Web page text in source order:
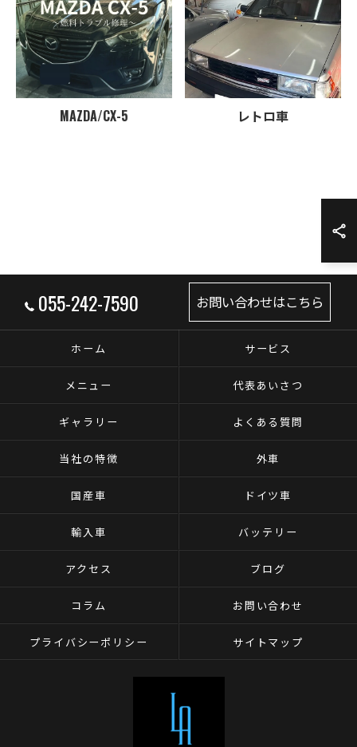
MAZDA/CX-5 レトロ車
055-242-7590 お問い合わせはこちら
ホーム サービス
メニュー 代表あいさつ
ギャラリー よくある質問
当社の特徴 外車
国産車 ドイツ車
輸入車 バッテリー
アクセス ブログ
コラム お問い合わせ
プライバシーポリシー サイトマップ